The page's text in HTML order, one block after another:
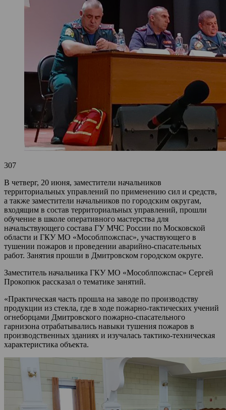
307
В четверг, 20 июня, заместители начальников
территориальных управлений по применению сил и средств,
а также заместители начальников по городским округам,
входящим в состав территориальных управлений, прошли
обучение в школе оперативного мастерства для
начальствующего состава ГУ МЧС России по Московской
области и ГКУ МО «Мособлпожспас», участвующего в
тушении пожаров и проведении аварийно-спасательных
работ. Занятия прошли в Дмитровском городском округе.
Заместитель начальника ГКУ МО «Мособлпожспас» Сергей
Прокопюк рассказал о тематике занятий.
«Практическая часть прошла на заводе по производству
продукции из стекла, где в ходе пожарно-тактических учений
огнеборцами Дмитровского пожарно-спасательного
гарнизона отрабатывались навыки тушения пожаров в
производственных зданиях и изучалась тактико-техническая
характеристика объекта.